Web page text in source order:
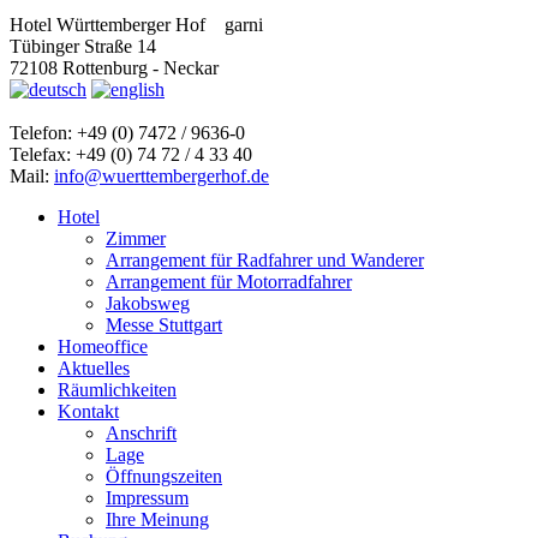
Hotel Württemberger Hof
garni
Tübinger Straße 14
72108 Rottenburg - Neckar
Telefon: +49 (0) 7472 / 9636-0
Telefax: +49 (0) 74 72 / 4 33 40
Mail: info@wuerttembergerhof.de
Hotel
Zimmer
Arrangement für Radfahrer und Wanderer
Arrangement für Motorradfahrer
Jakobsweg
Messe Stuttgart
Homeoffice
Aktuelles
Räumlichkeiten
Kontakt
Anschrift
Lage
Öffnungszeiten
Impressum
Ihre Meinung